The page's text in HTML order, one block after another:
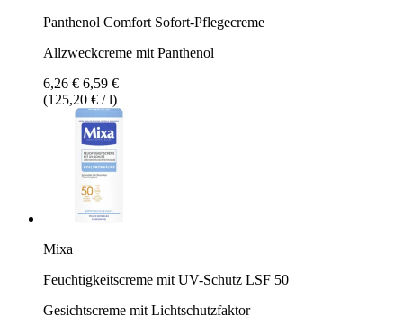
Panthenol Comfort Sofort-Pflegecreme
Allzweckcreme mit Panthenol
6,26 € 6,59 €
(125,20 € / l)
Mixa
Feuchtigkeitscreme mit UV-Schutz LSF 50
Gesichtscreme mit Lichtschutzfaktor